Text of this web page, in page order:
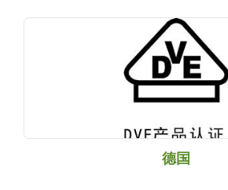
德国